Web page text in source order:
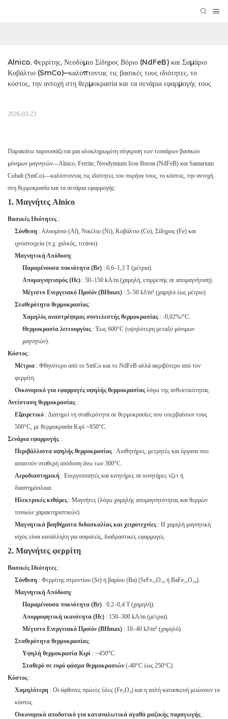
Alnico, Φερρίτης, Νεοδύμιο Σίδηρος Βόριο (NdFeB) και Σαμάριο
Κοβάλτιο (SmCo)—καλύπτοντας τις βασικές τους ιδιότητες, το
κόστος, την αντοχή στη θερμοκρασία και τα σενάρια εφαρμογής τους
2026-03-23
Παρακάτω παρουσιάζεται μια ολοκληρωμένη σύγκριση των τεσσάρων βασικών
μόνιμων μαγνητών—Alnico, Ferrite, Neodymium Iron Boron (NdFeB) και Samarium
Cobalt (SmCo)—καλύπτοντας τις ιδιότητες του πυρήνα τους, το κόστος, την αντοχή
στη θερμοκρασία και τα σενάρια εφαρμογής:
1. Μαγνήτες Alnico
Βασικές Ιδιότητες :
Σύνθεση : Αλουμίνιο (Al), Νικέλιο (Ni), Κοβάλτιο (Co), Σίδηρος (Fe) και
ιχνοστοιχεία (π.χ. χαλκός, τιτάνιο).
Μαγνητική Απόδοση:
Παραμένουσα πυκνότητα (Br): 0,6–1,3 T (μέτρια).
Απομαγνητισμός (Hc): 50–150 kA/m (χαμηλή, επιρρεπής σε απομαγνήτιση).
Μέγιστο Ενεργειακό Προϊόν (BHmax): 5–50 kJ/m³ (χαμηλό έως μέτριο).
Σταθερότητα θερμοκρασίας:
Χαμηλός αναστρέψιμος συντελεστής θερμοκρασίας: -0,02%/°C.
Θερμοκρασία λειτουργίας: Έως 600°C (υψηλότερη μεταξύ μόνιμων
μαγνητών).
Κόστος :
Μέτρια : Φθηνότερο από το SmCo και το NdFeB αλλά ακριβότερο από τον
φερρίτη.
Οικονομικό για εφαρμογές υψηλής θερμοκρασίας λόγω της ανθεκτικότητας.
Αντίσταση θερμοκρασίας :
Εξαιρετικό : Διατηρεί τη σταθερότητα σε θερμοκρασίες που υπερβαίνουν τους
500°C, με θερμοκρασία Κιρί ~850°C.
Σενάρια εφαρμογής :
Περιβάλλοντα υψηλής θερμοκρασίας : Αισθητήρες, μετρητές και όργανα που
απαιτούν σταθερή απόδοση άνω των 300°C.
Αεροδιαστημική : Ενεργοποιητές και κινητήρες σε κινητήρες τζετ ή
διαστημόπλοια.
Ηλεκτρικές κιθάρες : Μαγνήτες (λόγω χαμηλής απομαγνητότητας και θερμών
τονικών χαρακτηριστικών).
Μαγνητικά βοηθήματα διδασκαλίας και χειροτεχνίες : Η χαμηλή μαγνητική
ισχύς είναι κατάλληλη για ασφαλείς, διαδραστικές εφαρμογές.
2. Μαγνήτες φερρίτη
Βασικές Ιδιότητες :
Σύνθεση : Φερρίτης στροντίου (Sr) ή βαρίου (Ba) (SrFe₁₂O₁₉ ή BaFe₁₂O₁₉).
Μαγνητική Απόδοση:
Παραμένουσα πυκνότητα (Br): 0,2–0,4 T (χαμηλή).
Απορροφητική ικανότητα (Hc): 150–300 kA/m (μέτρια).
Μέγιστο Ενεργειακό Προϊόν (BHmax): 10–40 kJ/m³ (χαμηλό).
Σταθερότητα θερμοκρασίας:
Υψηλή θερμοκρασία Κιρί: ~450°C.
Σταθερό σε ευρύ φάσμα θερμοκρασιών(-40°C έως 250°C).
Κόστος :
Χαμηλότερη : Οι άφθονες πρώτες ύλες (Fe₂O₃) και η απλή κατασκευή μειώνουν το
κόστος.
Οικονομικά αποδοτικό για καταναλωτικά αγαθά μαζικής παραγωγής .